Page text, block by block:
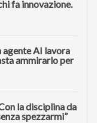
fa innovazione.
agente AI lavora
ammirarlo per
la disciplina da
spezzarmi”